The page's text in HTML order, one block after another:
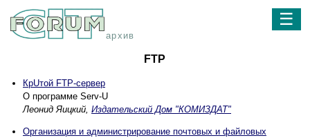
архив
☰
FTP
КрUтой FTP-сервер
О программе Serv-U
Леонид Яицкий, Издательский Дом "КОМИЗДАТ"
Организация и администрирование почтовых и файловых